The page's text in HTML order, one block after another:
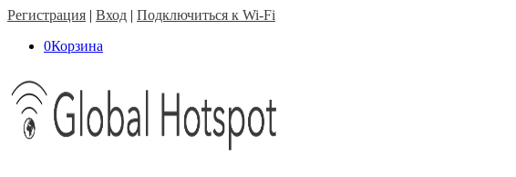
Регистрация | Вход | Подключиться к Wi-Fi
0Корзина